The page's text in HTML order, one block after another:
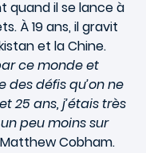
quand il se lance à
À 19 ans, il gravit
et la Chine.
ce monde et
défis qu’on ne
25 ans, j’étais très
peu moins sur
Cobham.